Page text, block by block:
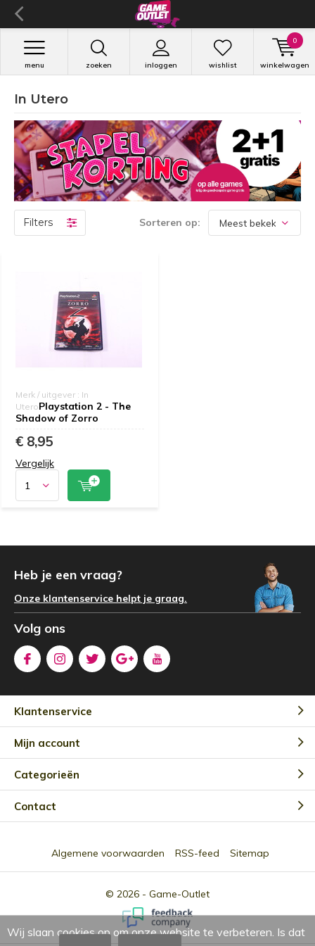
zoeken inloggen
menu wishlist winkelwagen
0
In Utero
Filters Sorteren op:
Merk / uitgever : In
UteroPlaystation 2 - The
Shadow of Zorro
€ 8,95
Vergelijk
Heb je een vraag?
Onze klantenservice helpt je graag.
Volg ons
Klantenservice
Mijn account
Categorieën
Contact
© 2026 - Game-Outlet
Algemene voorwaarden RSS-feed Sitemap
Wij slaan cookies op om onze website te verbeteren. Is dat